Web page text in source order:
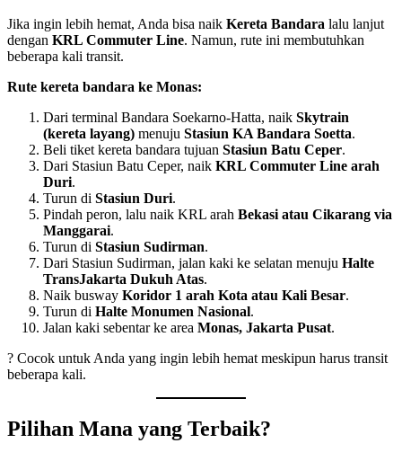
Jika ingin lebih hemat, Anda bisa naik Kereta Bandara lalu lanjut
dengan KRL Commuter Line. Namun, rute ini membutuhkan
beberapa kali transit.
Rute kereta bandara ke Monas:
Dari terminal Bandara Soekarno-Hatta, naik Skytrain
(kereta layang) menuju Stasiun KA Bandara Soetta.
Beli tiket kereta bandara tujuan Stasiun Batu Ceper.
Dari Stasiun Batu Ceper, naik KRL Commuter Line arah
Duri.
Turun di Stasiun Duri.
Pindah peron, lalu naik KRL arah Bekasi atau Cikarang via
Manggarai.
Turun di Stasiun Sudirman.
Dari Stasiun Sudirman, jalan kaki ke selatan menuju Halte
TransJakarta Dukuh Atas.
Naik busway Koridor 1 arah Kota atau Kali Besar.
Turun di Halte Monumen Nasional.
Jalan kaki sebentar ke area Monas, Jakarta Pusat.
? Cocok untuk Anda yang ingin lebih hemat meskipun harus transit
beberapa kali.
Pilihan Mana yang Terbaik?